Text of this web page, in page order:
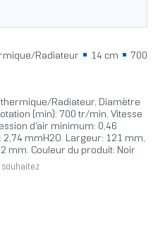
Radiateur 14 cm
700
thermique/Radiateur, Diamètre
(min): 700 tr/min, Vitesse
d'air minimum: 0,46
mmH2O. Largeur: 121 mm,
mm. Couleur du produit: Noir
souhaitez